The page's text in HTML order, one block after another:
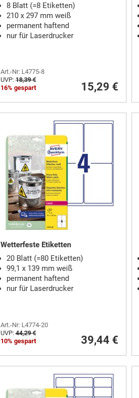
8 Blatt (=8 Etiketten)
210 x 297 mm weiß
permanent haftend
nur für Laserdrucker
Art.-Nr: L4775-8
UVP: 18,39 €
16% gespart
15,29 €
Wetterfeste Etiketten
20 Blatt (=80 Etiketten)
99,1 x 139 mm weiß
permanent haftend
nur für Laserdrucker
Art.-Nr: L4774-20
UVP: 44,29 €
10% gespart
39,44 €